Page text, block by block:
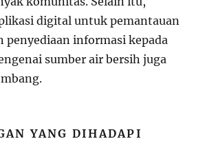
digital untuk pemantauan
penyediaan informasi kepada
sumber air bersih juga
YANG DIHADAPI